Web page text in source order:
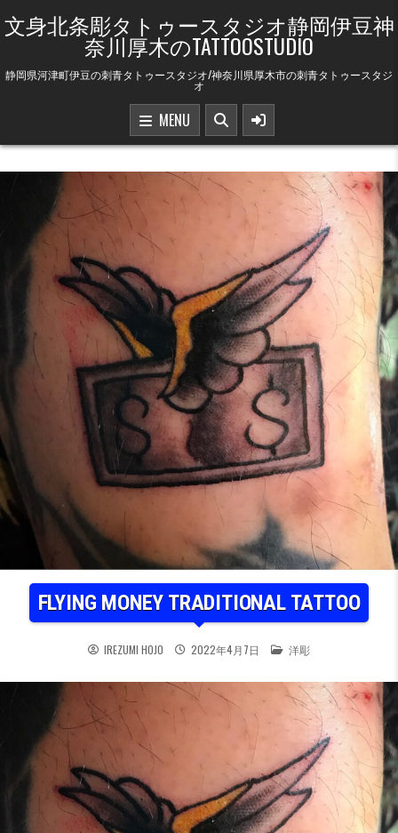
文身北条彫タトゥースタジオ静岡伊豆神
奈川厚木のTATTOOSTUDIO
静岡県河津町伊豆の刺青タトゥースタジオ/神奈川県厚木市の刺青タトゥースタジ
オ
MENU
FLYING MONEY TRADITIONAL TATTOO
IREZUMI HOJO 2022年4月7日 POSTED IN
洋彫